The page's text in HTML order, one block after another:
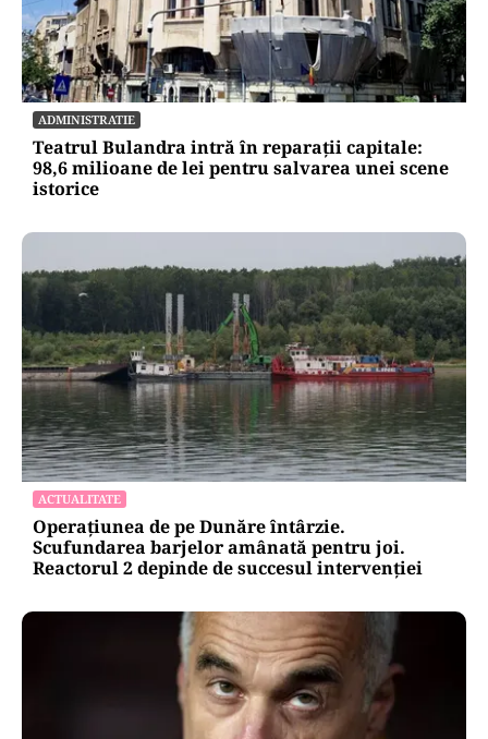
ADMINISTRATIE
Teatrul Bulandra intră în reparații capitale:
98,6 milioane de lei pentru salvarea unei scene
istorice
ACTUALITATE
Operațiunea de pe Dunăre întârzie.
Scufundarea barjelor amânată pentru joi.
Reactorul 2 depinde de succesul intervenției